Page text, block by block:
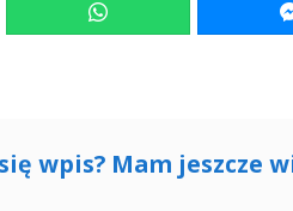
się wpis? Mam